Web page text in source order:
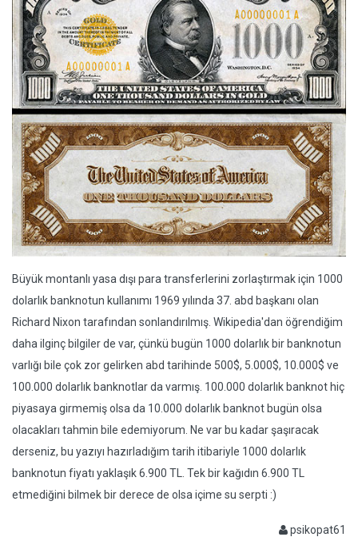
Büyük montanlı yasa dışı para transferlerini zorlaştırmak için 1000
dolarlık banknotun kullanımı 1969 yılında 37. abd başkanı olan
Richard Nixon tarafından sonlandırılmış. Wikipedia'dan öğrendiğim
daha ilginç bilgiler de var, çünkü bugün 1000 dolarlık bir banknotun
varlığı bile çok zor gelirken abd tarihinde 500$, 5.000$, 10.000$ ve
100.000 dolarlık banknotlar da varmış. 100.000 dolarlık banknot hiç
piyasaya girmemiş olsa da 10.000 dolarlık banknot bugün olsa
olacakları tahmin bile edemiyorum. Ne var bu kadar şaşıracak
derseniz, bu yazıyı hazırladığım tarih itibariyle 1000 dolarlık
banknotun fiyatı yaklaşık 6.900 TL. Tek bir kağıdın 6.900 TL
etmediğini bilmek bir derece de olsa içime su serpti :)
psikopat61